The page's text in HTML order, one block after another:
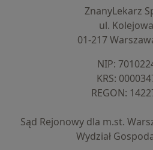
ZnanyLekarz
ul.
01-217
NIP:
KRS:
REGON:
Sąd Rejonowy dla m.st.
Wydział